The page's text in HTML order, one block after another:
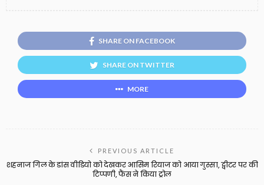
SHARE ON FACEBOOK
SHARE ON TWITTER
MORE
PREVIOUS ARTICLE
शहनाज गिल के डांस वीडियो को देखकर आसिम रियाज को आया गुस्सा, ट्वीटर पर की
टिप्पणी, फैंस ने किया ट्रोल